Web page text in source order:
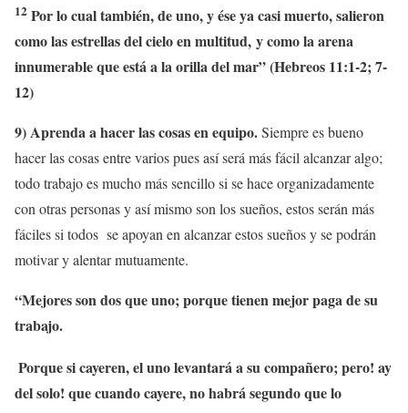
12 Por lo cual también, de uno, y ése ya casi muerto, salieron
como las estrellas del cielo en multitud, y como la arena
innumerable que está a la orilla del mar” (Hebreos 11:1-2; 7-
12)
9) Aprenda a hacer las cosas en equipo.Siempre es bueno
hacer las cosas entre varios pues así será más fácil alcanzar algo;
todo trabajo es mucho más sencillo si se hace organizadamente
con otras personas y así mismo son los sueños, estos serán más
fáciles si todos se apoyan en alcanzar estos sueños y se podrán
motivar y alentar mutuamente.
“Mejores son dos que uno; porque tienen mejor paga de su
trabajo.
Porque si cayeren, el uno levantará a su compañero; pero! ay
del solo! que cuando cayere, no habrá segundo que lo